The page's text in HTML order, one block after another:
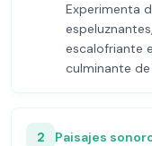
Experimenta
escalofriante
culminante
2 Paisajes